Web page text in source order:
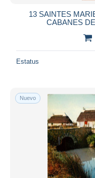
13 SAINTES
CABANES
Estatus
Nuevo